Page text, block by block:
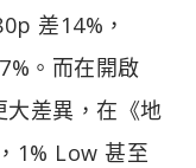
差14%，
。而在開啟
大差異，在《地
1% Low 甚至